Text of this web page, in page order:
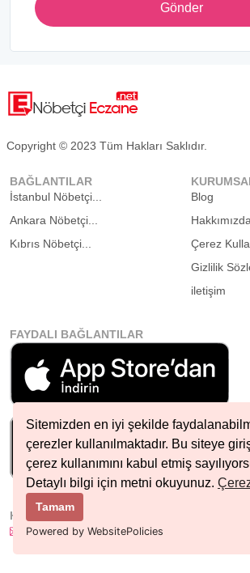
Sitemizden en iyi şekilde
çerezler kullanılmaktadır. Bu siteye
çerez kullanımını kabul etmiş
Detaylı bilgi için metni okuyunuz.
Tamam
Powered by WebsitePolicies
Gönder
Copyright © 2023 Tüm Hakları Saklıdır.
BAĞLANTILAR
İstanbul Nöbetçi...
Ankara Nöbetçi...
Kıbrıs Nöbetçi...
Blog
Hakkımızda
Çerez
Gizlilik
iletişim
FAYDALI BAĞLANTILAR
HIZLI İLETIŞIM
info@nobetcieczane.net